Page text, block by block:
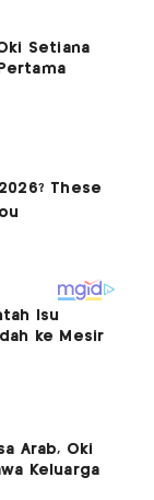
Setiana
Isu
ke Mesir
Arab, Oki
Keluarga